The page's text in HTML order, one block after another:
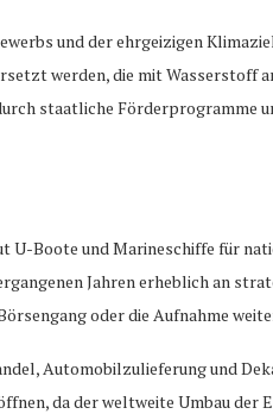
und der ehrgeizigen
werden, die mit Wasserstoff
staatliche Förderprogramme
U-Boote und Marineschiffe für
Jahren erheblich an
oder die Aufnahme
Automobilzulieferung und
da der weltweite Umbau der